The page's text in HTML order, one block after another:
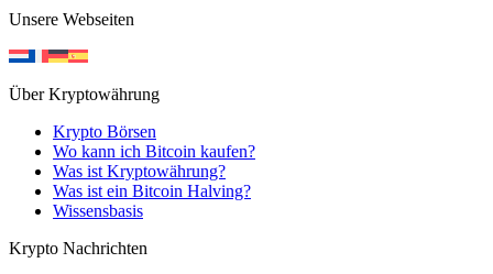
Unsere Webseiten
Über Kryptowährung
Krypto Börsen
Wo kann ich Bitcoin kaufen?
Was ist Kryptowährung?
Was ist ein Bitcoin Halving?
Wissensbasis
Krypto Nachrichten